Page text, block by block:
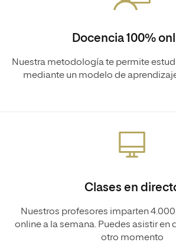
Docencia 100%
Nuestra metodología te permite
mediante un modelo de
Clases en
Nuestros profesores imparten
online a la semana. Puedes asistir en
otro momento